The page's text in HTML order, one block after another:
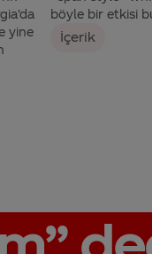
yine
böyle bir etkisi
İçerik